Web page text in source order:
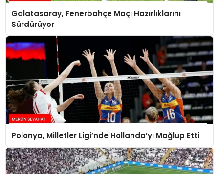
Galatasaray, Fenerbahçe Maçı Hazırlıklarını
Sürdürüyor
Polonya, Milletler Ligi’nde Hollanda’yı Mağlup Etti